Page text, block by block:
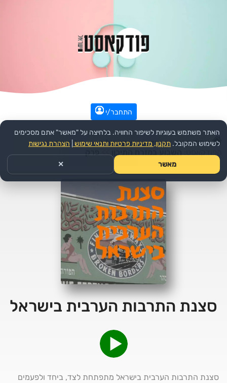
התחבר/י
עמוד הבית >> חדשות ואקטואליה >> פוליטיקה >>
>>פרק
סצנת התרבות הערבית בישראל
סצנת התרבות הערבית בישראל מתפתחת לצד, ביחד ולפעמים
האתר משתמש בעוגיות לשיפור החוויה. בלחיצה על "מאשר" אתם מסכימים
לשימוש המקובל. תקנון, מדיניות פרטיות ותנאי שימוש הצהרת נגישות
מאשר ✕